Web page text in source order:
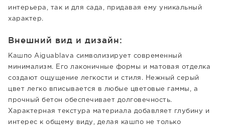
интерьера, так и для сада, придавая ему уникальный
характер.
Внешний вид и дизайн:
Кашпо Aiguablava символизирует современный
минимализм. Его лаконичные формы и матовая отделка
создают ощущение легкости и стиля. Нежный серый
цвет легко вписывается в любые цветовые гаммы, а
прочный бетон обеспечивает долговечность.
Характерная текстура материала добавляет глубину и
интерес к общему виду, делая кашпо не только